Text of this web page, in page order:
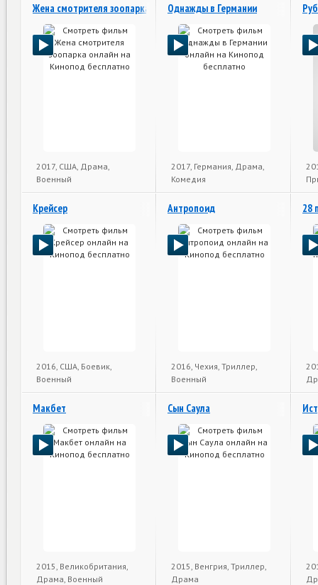
Жена смотрителя зоопарка
2017, США, Драма,
Военный
Однажды в Германии
2017, Германия, Драма,
Комедия
Крейсер
2016, США, Боевик,
Военный
Антропоид
2016, Чехия, Триллер,
Военный
28
Макбет
2015, Великобритания,
Драма, Военный
Сын Саула
2015, Венгрия, Триллер,
Драма